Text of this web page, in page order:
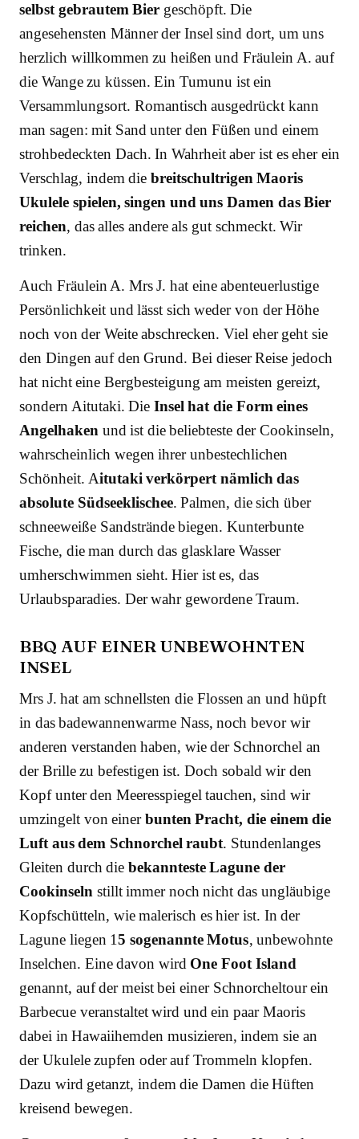
selbst gebrautem Bier geschöpft. Die
angesehensten Männer der Insel sind dort, um uns
herzlich willkommen zu heißen und Fräulein A. auf
die Wange zu küssen. Ein Tumunu ist ein
Versammlungsort. Romantisch ausgedrückt kann
man sagen: mit Sand unter den Füßen und einem
strohbedeckten Dach. In Wahrheit aber ist es eher ein
Verschlag, indem die breitschultrigen Maoris
Ukulele spielen, singen und uns Damen das Bier
reichen, das alles andere als gut schmeckt. Wir
trinken.
Auch Fräulein A. Mrs J. hat eine abenteuerlustige
Persönlichkeit und lässt sich weder von der Höhe
noch von der Weite abschrecken. Viel eher geht sie
den Dingen auf den Grund. Bei dieser Reise jedoch
hat nicht eine Bergbesteigung am meisten gereizt,
sondern Aitutaki. Die Insel hat die Form eines
Angelhaken und ist die beliebteste der Cookinseln,
wahrscheinlich wegen ihrer unbestechlichen
Schönheit. Aitutaki verkörpert nämlich das
absolute Südseeklischee. Palmen, die sich über
schneeweiße Sandstrände biegen. Kunterbunte
Fische, die man durch das glasklare Wasser
umherschwimmen sieht. Hier ist es, das
Urlaubsparadies. Der wahr gewordene Traum.
BBQ AUF EINER UNBEWOHNTEN
INSEL
Mrs J. hat am schnellsten die Flossen an und hüpft
in das badewannenwarme Nass, noch bevor wir
anderen verstanden haben, wie der Schnorchel an
der Brille zu befestigen ist. Doch sobald wir den
Kopf unter den Meeresspiegel tauchen, sind wir
umzingelt von einerbunten Pracht, die einem die
Luft aus dem Schnorchel raubt. Stundenlanges
Gleiten durch die bekannteste Lagune der
Cookinseln stillt immer noch nicht das ungläubige
Kopfschütteln, wie malerisch es hier ist. In der
Lagune liegen 15 sogenannte Motus, unbewohnte
Inselchen. Eine davon wird One Foot Island
genannt, auf der meist bei einer Schnorcheltour ein
Barbecue veranstaltet wird und ein paar Maoris
dabei in Hawaiihemden musizieren, indem sie an
der Ukulele zupfen oder auf Trommeln klopfen.
Dazu wird getanzt, indem die Damen die Hüften
kreisend bewegen.